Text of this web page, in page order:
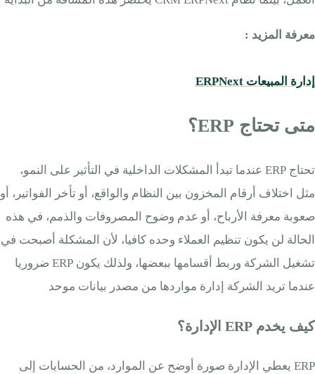
معرفة المزيد :
إدارة المبيعات ERPNext
متى تحتاج ERP؟
تحتاج ERP عندما تبدأ المشكلات الداخلية في التأثير على النمو،
مثل اختلاف أرقام المخزون بين النظام والواقع، أو تأخر الفواتير، أو
صعوبة معرفة الأرباح، أو عدم وضوح المصروفات والذمم، في هذه
الحالة لن يكون تنظيم العملاء وحده كافيا، لأن المشكلة أصبحت في
تشغيل الشركة وربط أقسامها ببعضها، ولذلك يكون ERP ضروريا
عندما تريد الشركة إدارة مواردها من مصدر بيانات موحد
كيف يخدم ERP الإدارة؟
ERP يعطي الإدارة صورة أوضح عن الموارد، من الحسابات إلى